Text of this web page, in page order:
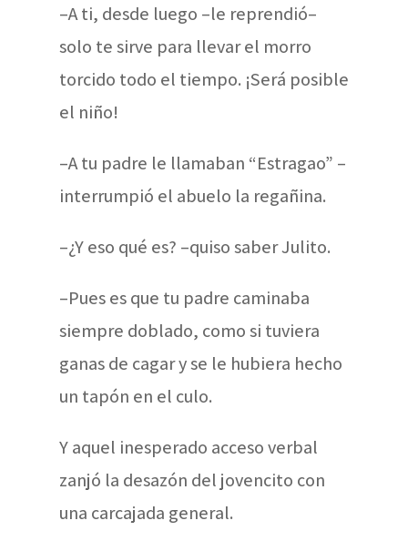
–A ti, desde luego –le reprendió–
solo te sirve para llevar el morro
torcido todo el tiempo. ¡Será posible
el niño!
–A tu padre le llamaban “Estragao” –
interrumpió el abuelo la regañina.
–¿Y eso qué es? –quiso saber Julito.
–Pues es que tu padre caminaba
siempre doblado, como si tuviera
ganas de cagar y se le hubiera hecho
un tapón en el culo.
Y aquel inesperado acceso verbal
zanjó la desazón del jovencito con
una carcajada general.